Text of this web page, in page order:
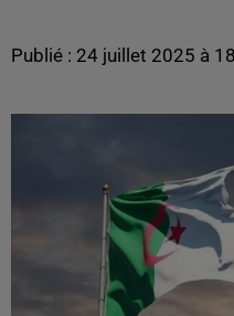
Publié : 24 juillet 2025 à